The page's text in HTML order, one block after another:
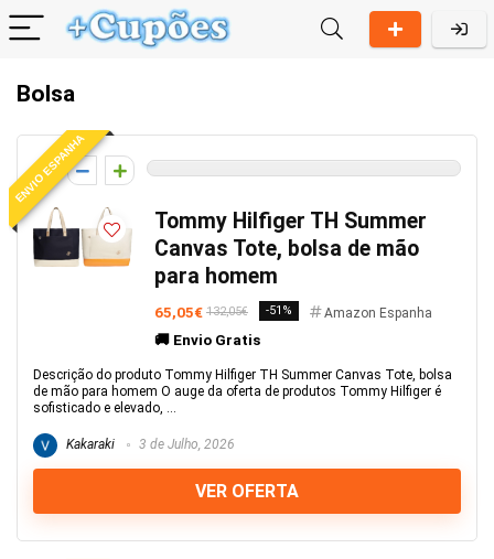
Bolsa
ENVIO ESPANHA
0
Tommy Hilfiger TH Summer
Canvas Tote, bolsa de mão
para homem
65,05€ 132,05€ -51% Amazon Espanha
🚚 Envio Gratis
Descrição do produto Tommy Hilfiger TH Summer Canvas Tote, bolsa
de mão para homem O auge da oferta de produtos Tommy Hilfiger é
sofisticado e elevado, ...
Kakaraki 3 de Julho, 2026
VER OFERTA